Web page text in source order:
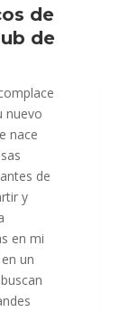
de
de
nuevo
nace
de
y
en mi
un